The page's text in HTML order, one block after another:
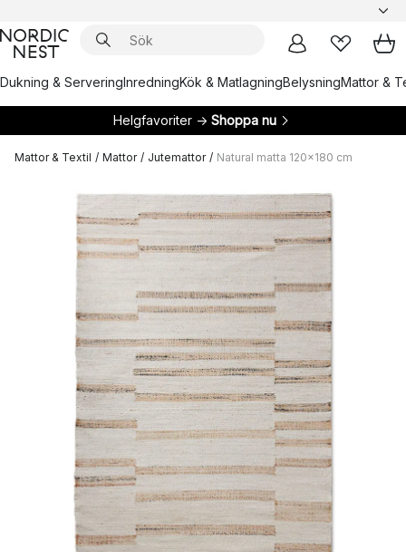
Dukning & ServeringInredningKök & MatlagningBelysningMattor &
Helgfavoriter → Shoppa nu
Mattor & Textil / Mattor / Jutemattor / Natural matta 120x180 cm